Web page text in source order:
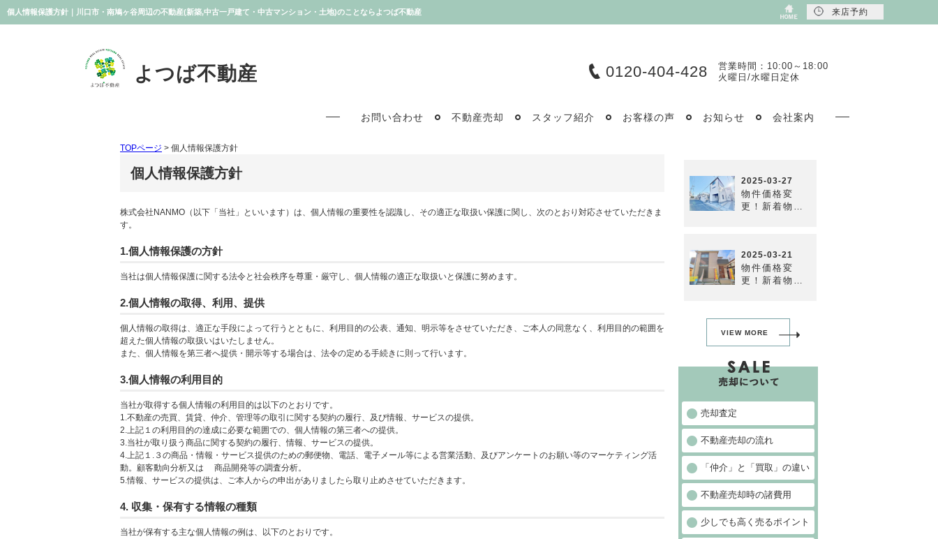
個人情報保護方針｜川口市・南鳩ヶ谷周辺の不動産(新築,中古一戸建て・中古マンション・土地)のことならよつば不動産
よつば不動産 0120-404-428
営業時間：10:00～18:00
火曜日/水曜日定休
お問い合わせ 不動産売却 スタッフ紹介 お客様の声 お知らせ 会社案内
TOPページ > 個人情報保護方針
個人情報保護方針
株式会社NANMO（以下「当社」といいます）は、個人情報の重要性を認識し、その適正な取扱い保護に関し、次のとおり対応させていただきま
す。
1.個人情報保護の方針
当社は個人情報保護に関する法令と社会秩序を尊重・厳守し、個人情報の適正な取扱いと保護に努めます。
2.個人情報の取得、利用、提供
個人情報の取得は、適正な手段によって行うとともに、利用目的の公表、通知、明示等をさせていただき、ご本人の同意なく、利用目的の範囲を
超えた個人情報の取扱いはいたしません。
また、個人情報を第三者へ提供・開示等する場合は、法令の定める手続きに則って行います。
3.個人情報の利用目的
当社が取得する個人情報の利用目的は以下のとおりです。
1.不動産の売買、賃貸、仲介、管理等の取引に関する契約の履行、及び情報、サービスの提供。
2.上記１の利用目的の達成に必要な範囲での、個人情報の第三者への提供。
3.当社が取り扱う商品に関する契約の履行、情報、サービスの提供。
4.上記１.３の商品・情報・サービス提供のための郵便物、電話、電子メール等による営業活動、及びアンケートのお願い等のマーケティング活
動。顧客動向分析又は 商品開発等の調査分析。
5.情報、サービスの提供は、ご本人からの申出がありましたら取り止めさせていただきます。
4. 収集・保有する情報の種類
当社が保有する主な個人情報の例は、以下のとおりです。
VIEW MORE
売却査定
不動産売却の流れ
「仲介」と「買取」の違い
不動産売却時の諸費用
少しでも高く売るポイント
来店予約